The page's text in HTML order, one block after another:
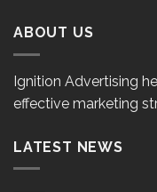
ABOUT US
Ignition Advertising
effective marketing
LATEST NEWS